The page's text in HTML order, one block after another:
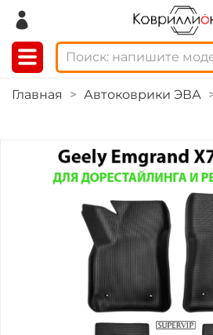
Главная Автоковрики ЭВА